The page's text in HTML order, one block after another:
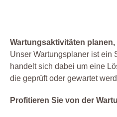
Wartungsaktivitäten
Unser Wartungsplaner ist ein
handelt sich dabei um eine
die geprüft oder gewartet
Profitieren Sie von der